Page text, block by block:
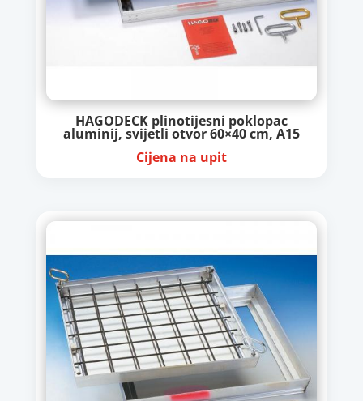
HAGODECK plinotijesni poklopac
aluminij, svijetli otvor 60×40 cm, A15
Cijena na upit